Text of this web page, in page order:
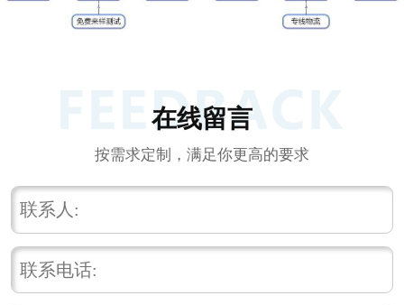
在线留言
按需求定制，满足你更高的要求